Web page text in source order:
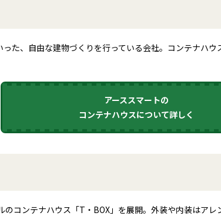
た、自由な建物づくりを行っている会社。コンテナハ
アーススマートの
コンテナハウスについて詳しく
コンテナハウス「T・BOX」を展開。外装や内装はア